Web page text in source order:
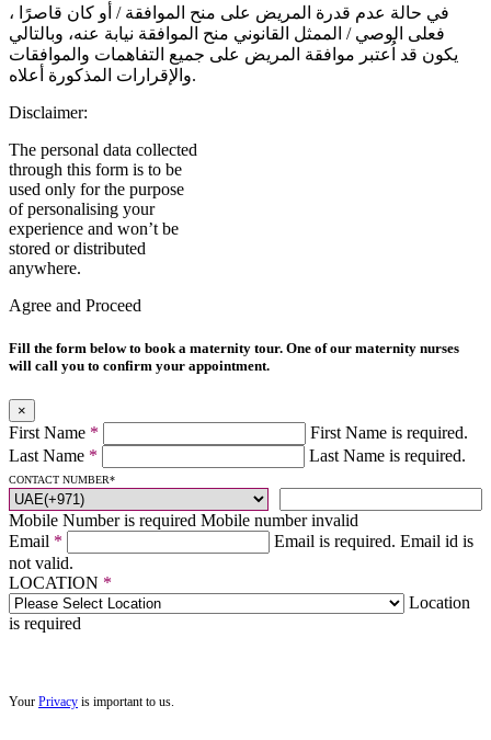
في حالة عدم قدرة المريض على منح الموافقة / أو كان قاصرًا ،
فعلى الوصي / الممثل القانوني منح الموافقة نيابة عنه، وبالتالي
يكون قد اُعتبر موافقة المريض على جميع التفاهمات والموافقات
والإقرارات المذكورة أعلاه.
Disclaimer:
The personal data collected
through this form is to be
used only for the purpose
of personalising your
experience and won’t be
stored or distributed
anywhere.
Agree and Proceed
Fill the form below to book a maternity tour. One of our maternity nurses
will call you to confirm your appointment.
×
First Name *
First Name is required.
Last Name * Last Name is required.
CONTACT NUMBER*
Mobile Number is required Mobile number invalid
Email * Email is required. Email id is
not valid.
LOCATION *
Location
is required
Your Privacy is important to us.